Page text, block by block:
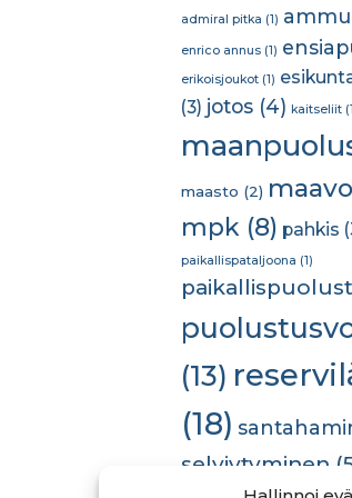
admiral pitka (1)
enrico annus (1)
erikoisjoukot (1)
(3) jotos (4) kaitseliit
maasto (2)
mpk (8) pahkis
paikallispataljoona (1)
(13)
(18)
selviytyminen